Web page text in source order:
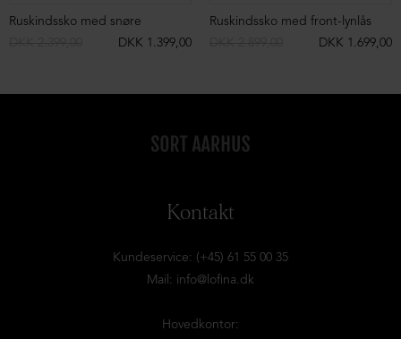
Ruskindssko med snøre
DKK 1.399,00
Ruskindssko med front-lynlås
DKK 1.699,00
Kontakt
Kundeservice: (+45) 61 55 00 35
Mail: info@lofina.dk
Hovedkontor: